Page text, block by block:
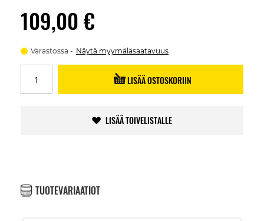
109,00 €
Varastossa Näytä myymäläsaatavuus
LISÄÄ OSTOSKORIIN
LISÄÄ TOIVELISTALLE
TUOTEVARIAATIOT